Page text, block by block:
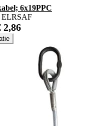
6x19PPC
ELRSAF
2,86